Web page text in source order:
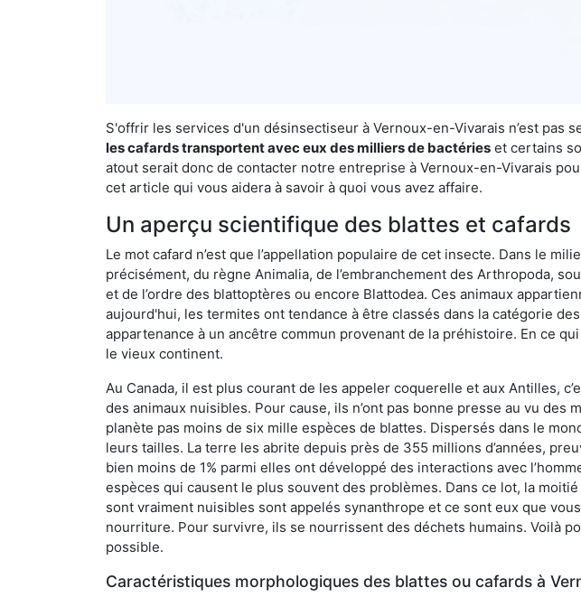
S'offrir les services d'un désinsectiseur à Vernoux-en-Vivarais n’est pas
les cafards transportent avec eux des milliers de bactéries et certains
atout serait donc de contacter notre entreprise à Vernoux-en-Vivarais
cet article qui vous aidera à savoir à quoi vous avez affaire.
Un aperçu scientifique des blattes et cafards
Le mot cafard n’est que l’appellation populaire de cet insecte. Dans le
précisément, du règne Animalia, de l’embranchement des Arthropoda,
et de l’ordre des blattoptères ou encore Blattodea. Ces animaux
aujourd'hui, les termites ont tendance à être classés dans la catégorie
appartenance à un ancêtre commun provenant de la préhistoire. En ce
le vieux continent.
Au Canada, il est plus courant de les appeler coquerelle et aux Antilles,
des animaux nuisibles. Pour cause, ils n’ont pas bonne presse au vu
planète pas moins de six mille espèces de blattes. Dispersés dans le
leurs tailles. La terre les abrite depuis près de 355 millions d’années,
bien moins de 1% parmi elles ont développé des interactions avec
espèces qui causent le plus souvent des problèmes. Dans ce lot, la
sont vraiment nuisibles sont appelés synanthrope et ce sont eux que
nourriture. Pour survivre, ils se nourrissent des déchets humains. Voilà
possible.
Caractéristiques morphologiques des blattes ou cafards à